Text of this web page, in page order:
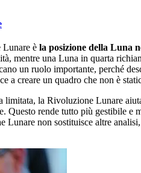
Lunare è la posizione della Luna
mentre una Luna in quarta
un ruolo importante, perché
a creare un quadro che non è
limitata, la Rivoluzione Lunare
Questo rende tutto più gestibile
Lunare non sostituisce altre